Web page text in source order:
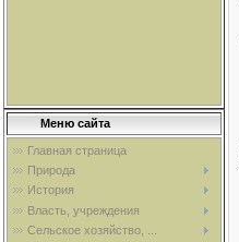
Меню сайта
Главная страница
Природа
История
Власть, учреждения
Сельское хозяйство, ...